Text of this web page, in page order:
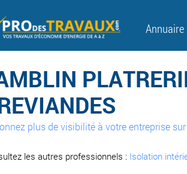
plus de visibilité à votre entreprise
les autres professionnels : Isolation